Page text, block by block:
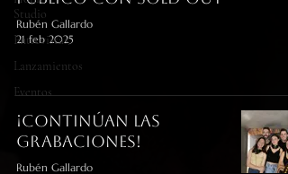
Studio
Entrevistas
Lanzamientos
Eventos
Rubén Gallardo
21 feb 2025
¡Continúan las
grabaciones!
Rubén Gallardo